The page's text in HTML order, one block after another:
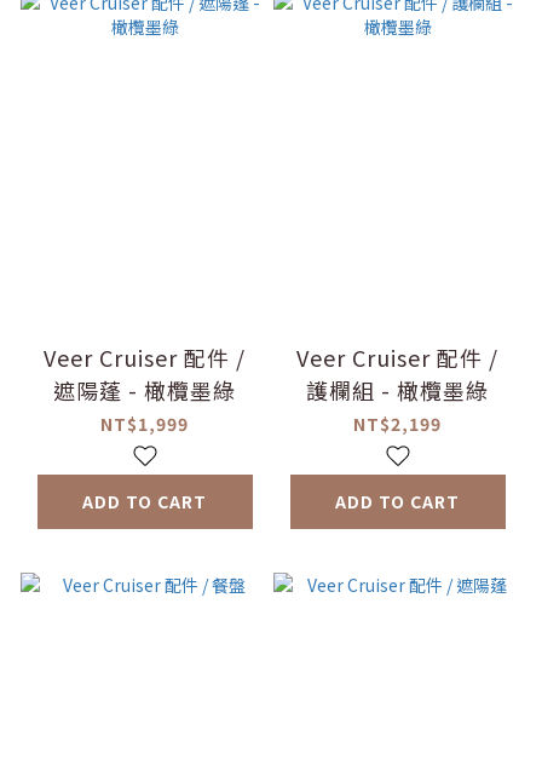
Veer Cruiser 配件 /
遮陽蓬 - 橄欖墨綠
NT$1,999
ADD TO CART
Veer Cruiser 配件 /
護欄組 - 橄欖墨綠
NT$2,199
ADD TO CART